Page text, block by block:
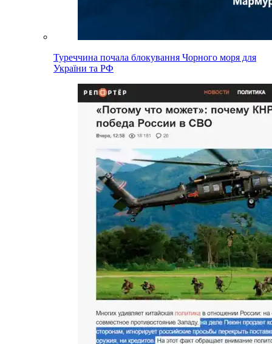
Туреччина почала блокування Чорного моря для
України та РФ